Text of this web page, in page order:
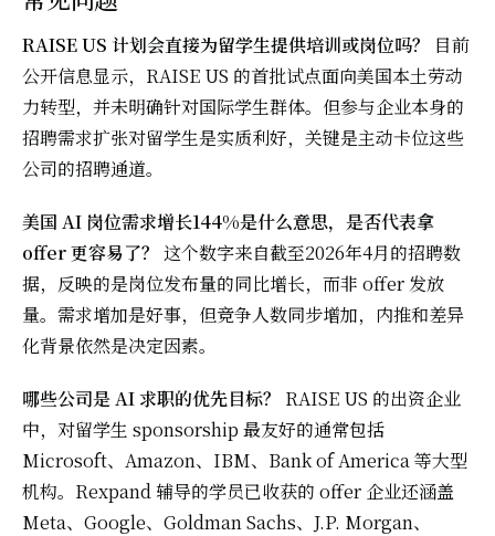
RAISE US 计划会直接为留学生提供培训或岗位吗？
目前
公开信息显示，RAISE US 的首批试点面向美国本土劳动
力转型，并未明确针对国际学生群体。但参与企业本身的
招聘需求扩张对留学生是实质利好，关键是主动卡位这些
公司的招聘通道。
美国 AI 岗位需求增长144%是什么意思，是否代表拿
offer 更容易了？ 这个数字来自截至2026年4月的招聘数
据，反映的是岗位发布量的同比增长，而非 offer 发放
量。需求增加是好事，但竞争人数同步增加，内推和差异
化背景依然是决定因素。
哪些公司是 AI 求职的优先目标？
RAISE US 的出资企业
中，对留学生 sponsorship 最友好的通常包括
Microsoft、Amazon、IBM、Bank of America 等大型
机构。Rexpand 辅导的学员已收获的 offer 企业还涵盖
Meta、Google、Goldman Sachs、J.P. Morgan、